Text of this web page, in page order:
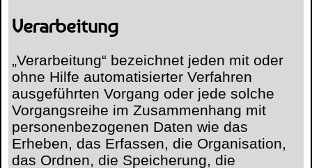
Verarbeitung
„Verarbeitung“ bezeichnet jeden mit oder
ohne Hilfe automatisierter Verfahren
ausgeführten Vorgang oder jede solche
Vorgangsreihe im Zusammenhang mit
personenbezogenen Daten wie das
Erheben, das Erfassen, die Organisation,
das Ordnen, die Speicherung, die